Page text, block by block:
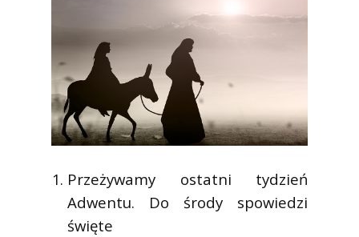
Przeżywamy ostatni tydzień
Adwentu. Do środy spowiedzi
święte